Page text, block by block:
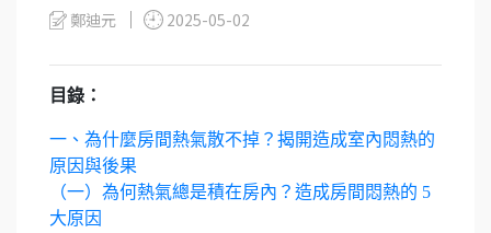
鄭迪元 2025-05-02
目錄：
一、為什麼房間熱氣散不掉？揭開造成室內悶熱的
原因與後果
（一）為何熱氣總是積在房內？造成房間悶熱的 5
大原因